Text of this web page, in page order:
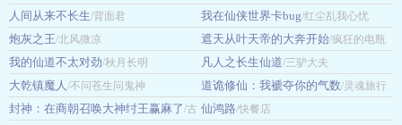
白落
人间从来不长生/背面君 我在仙侠世界卡bug/红尘乱我心忧
炮灰之王/北风微凉 遮天从叶天帝的大奔开始/疯狂的电瓶
车
我的仙道不太对劲/秋月长明 凡人之长生仙道/三驴大夫
大乾镇魔人/不问苍生问鬼神 道诡修仙：我褫夺你的气数/灵魂旅行
的人
封神：在商朝召唤大神纣王赢麻了/古 仙鸿路/快餐店